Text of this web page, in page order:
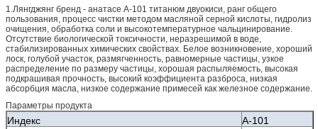
1.Лянгджянг бренд - анатасе А-101 титанюм двуокиси, ранг общего
пользования, процесс чистки методом масляной серной кислоты, гидролиз
очищения, обработка соли и высокотемпературное чальцинирование.
Отсутствие биологической токсичности, неразрешимой в воде,
стабилизированных химических свойствах. Белое возникновение, хороший
лоск, голубой участок, размягченность, равномерные частицы, узкое
распределение по размеру частицы, хорошая распыляемость, высокая
подкрашивая прочность, высокий коэффициента разброса, низкая
абсорбция масла, низкое содержание примесей как железное содержание.
Параметры продукта
Индекс
А-101